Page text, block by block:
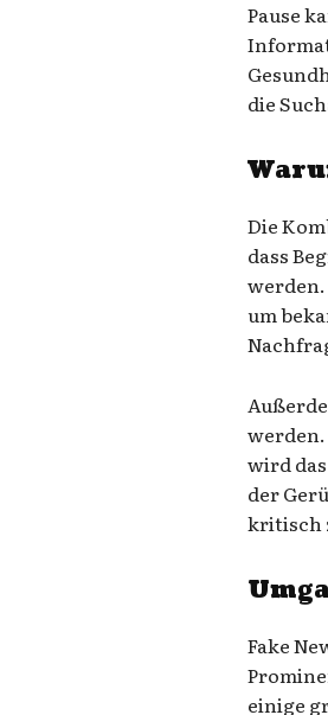
Pause
die
Die
dass
um
wird
der
kritisch
Fake
einige